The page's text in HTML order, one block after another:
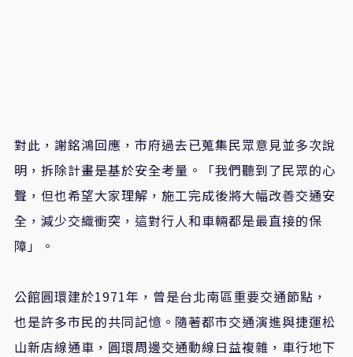
對此，謝銘鴻回應，市府過去已蒐集民眾意見並多次說
明，拆除計畫是基於安全考量。「我們聽到了民眾的心
聲，但也希望大家理解，施工完成後將大幅改善交通安
全，減少交織衝突，這對行人和車輛都是最直接的保
障」。
公館圓環建於1971年，曾是台北南區重要交通節點，
也是許多市民的共同記憶。隨著都市交通演進與捷運松
山新店線通車，圓環周邊交通動線日益複雜，車行地下